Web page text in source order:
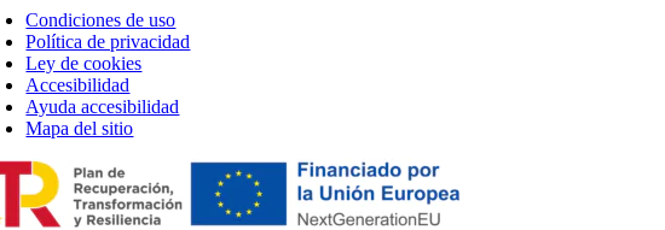
Condiciones de uso
Política de privacidad
Ley de cookies
Accesibilidad
Ayuda accesibilidad
Mapa del sitio